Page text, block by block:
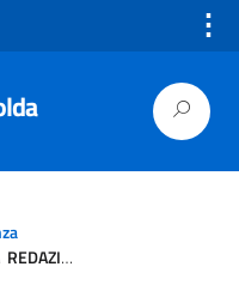
⋮
MARZO 2005 N. 12 E SS.MM.II.